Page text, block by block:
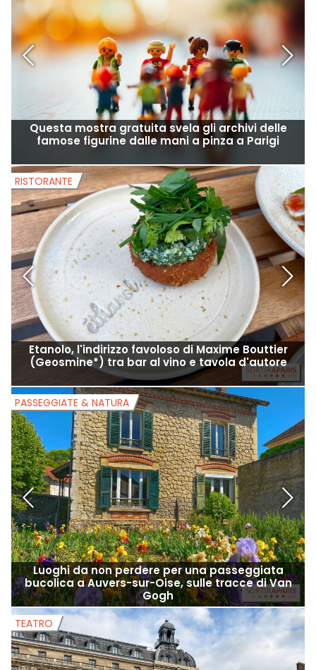
Questa mostra gratuita svela gli archivi delle
famose figurine dalle mani a pinza a Parigi
Etanolo, l'indirizzo favoloso di Maxime Bouttier
(Geosmine*) tra bar al vino e tavola d'autore
RISTORANTE
Luoghi da non perdere per una passeggiata
bucolica a Auvers-sur-Oise, sulle tracce di Van
Gogh
PASSEGGIATE & NATURA
TEATRO